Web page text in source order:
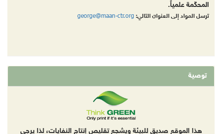
المحكّمة علمياً.
ترسل المواد إلى العنوان التالي: george@maan-ctr.org
توصية
هذا الموقع صديق للبيئة ويشجع تقليص إنتاج النفايات، لذا يرجى